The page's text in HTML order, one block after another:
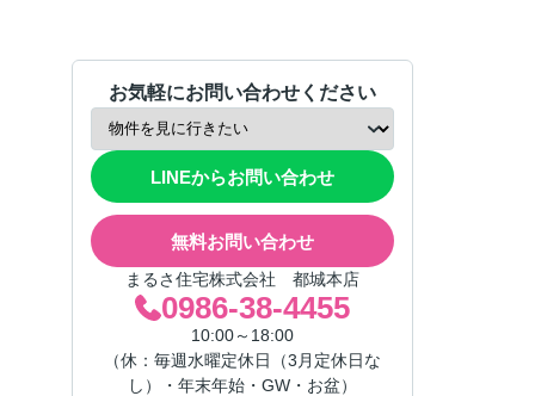
お気軽にお問い合わせください
LINEからお問い合わせ
無料お問い合わせ
まるさ住宅株式会社 都城本店
0986-38-4455
10:00～18:00
（休：毎週水曜定休日（3月定休日な
し）・年末年始・GW・お盆）